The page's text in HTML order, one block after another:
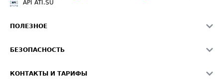
API ATI.SU
ПОЛЕЗНОЕ
Звезды ATI.SU на вашем сайте
БЕЗОПАСНОСТЬ
КОНТАКТЫ И ТАРИФЫ